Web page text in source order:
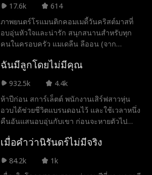
สองคน คือไซมอน หัวหน้าลึกลับของฉัน ผู้มี
เสน่ห์เย้ายวนไม่ต่างจากอันตราย และแวมไพร์
ที่สัญญาจะสอนให้ฉันควบคุมพลังเวทมนตร์
ของตัวเอง ส่วนอีกคนคือไมเคิล เพื่อนสนิทที่
ลับอันตรายไว้ นั่นก็เขาคือนักล่าผู้สาบานว่าจะ
ทำลายทุกสิ่งที่ไซมอนยึดมั่น ทั้งคู่ต่างต้องการ
ฉัน และเมื่อพลังเวทมนตร์ของฉันแข็งแกร่ง
ขึ้น ไฟปรารถนาระหว่างเราก็รุนแรงขึ้นเช่น
กัน แล้วฉันจะเลือกใครได้อย่างไร ในเมื่อทั้งคู่
ต่างรู้ความลับดำมืดที่สุดของฉันเข้าแล้ว
17.6k
614
ภาพยนตร์โรแมนติกคอมเมดี้วันคริสต์มาสที่
อบอุ่นหัวใจและน่ารัก สนุกสนานสำหรับทุก
คนในครอบครัว แมเดลีน ลีออน (จาก
เข้าถึงได้ สร้างประสบการณ์การชมภาพยนตร์
ฉันมีลูกโดยไม่มีคุณ
932.5k
4.4k
ห้าปีก่อน สการ์เล็ตต์ พนักงานเสิร์ฟสาวหุ่น
อวบได้ช่วยชีวิตแบรนดอนไว้ และใช้เวลาหนึ่ง
คืนอันแสนอบอุ่นกับเขา ก่อนจะหายตัวไป
และเขาคือซีอีโอผู้สันโดษผู้เป็นพ่อของลูกสาว
เมื่อคำว่านิรันดร์ไม่มีจริง
84.2k
1k